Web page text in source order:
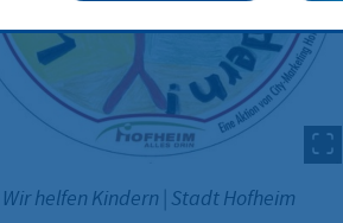
helfen Kindern Stadt Hofheim